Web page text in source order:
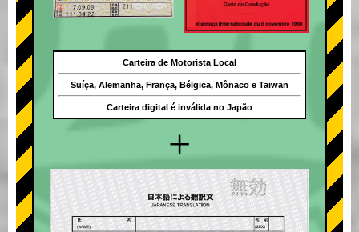
+
Carteira de Motorista Local
Suíça, Alemanha, França, Bélgica, Mônaco e Taiwan
Carteira digital é inválida no Japão